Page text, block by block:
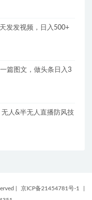
发发视频，日入500+
篇图文，做头条日入3
人&半无人直播防风技
京ICP备21454781号-1